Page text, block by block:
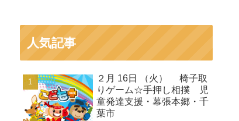
人気記事
２月 16日 （火） 椅子取
りゲーム☆手押し相撲 児
童発達支援・幕張本郷・千
葉市